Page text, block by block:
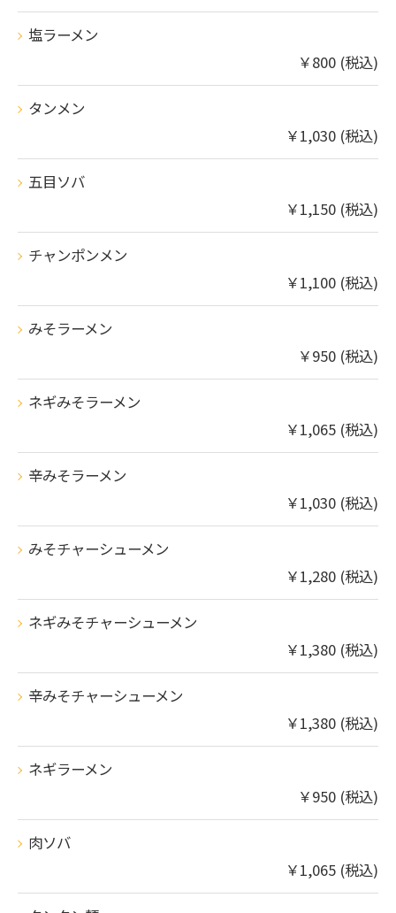
塩ラーメン
￥800 (税込)
タンメン
￥1,030 (税込)
五目ソバ
￥1,150 (税込)
チャンポンメン
￥1,100 (税込)
みそラーメン
￥950 (税込)
ネギみそラーメン
￥1,065 (税込)
辛みそラーメン
￥1,030 (税込)
みそチャーシューメン
￥1,280 (税込)
ネギみそチャーシューメン
￥1,380 (税込)
辛みそチャーシューメン
￥1,380 (税込)
ネギラーメン
￥950 (税込)
肉ソバ
￥1,065 (税込)